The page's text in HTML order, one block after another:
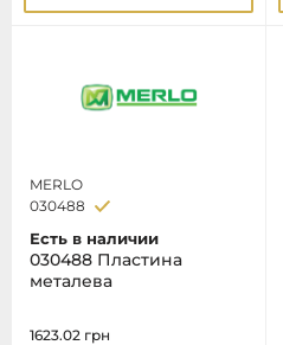
MERLO
030488
Есть в наличии
030488 Пластина
металева
1623.02 грн